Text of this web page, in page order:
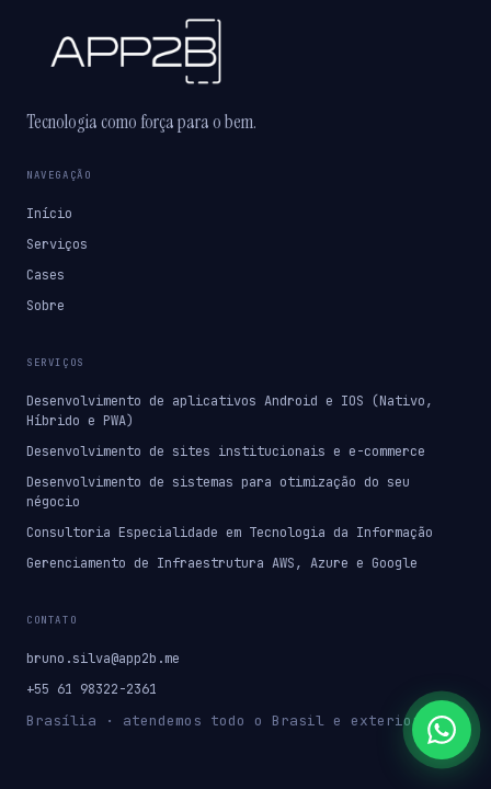
Tecnologia como força para o bem.
NAVEGAÇÃO
Início
Serviços
Cases
Sobre
SERVIÇOS
Desenvolvimento de aplicativos Android e IOS (Nativo,
Híbrido e PWA)
Desenvolvimento de sites institucionais e e-commerce
Desenvolvimento de sistemas para otimização do seu
négocio
Consultoria Especialidade em Tecnologia da Informação
Gerenciamento de Infraestrutura AWS, Azure e Google
CONTATO
bruno.silva@app2b.me
+55 61 98322-2361
Brasília · atendemos todo o Brasil e exterior